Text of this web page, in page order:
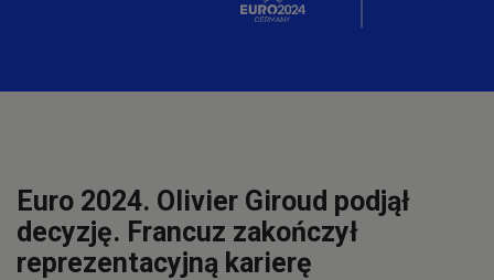
Euro 2024. Olivier Giroud podjął
decyzję. Francuz zakończył
reprezentacyjną karierę